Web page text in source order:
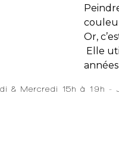
& Mercredi 15h à 19h -
Or,
Elle